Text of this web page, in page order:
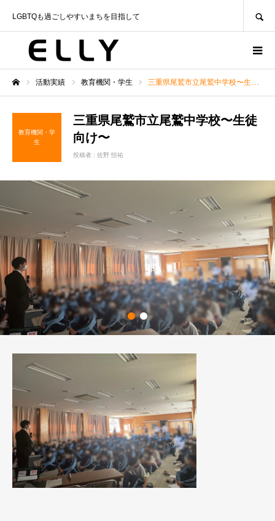
LGBTQも過ごしやすいまちを目指して
活動実績 教育機関・学生 三重県尾鷲市立尾鷲中学校〜生徒向け〜
教育機関・学
生
三重県尾鷲市立尾鷲中学校〜生徒
向け〜
投稿者 : 佐野 恒祐